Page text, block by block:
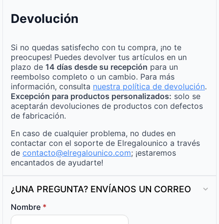
Devolución
Si no quedas satisfecho con tu compra, ¡no te
preocupes! Puedes devolver tus artículos en un
plazo de 14 días desde su recepción para un
reembolso completo o un cambio. Para más
información, consulta nuestra política de devolución.
Excepción para productos personalizados: solo se
aceptarán devoluciones de productos con defectos
de fabricación.
En caso de cualquier problema, no dudes en
contactar con el soporte de Elregalounico a través
de contacto@elregalounico.com; ¡estaremos
encantados de ayudarte!
¿UNA PREGUNTA? ENVÍANOS UN CORREO
Nombre *